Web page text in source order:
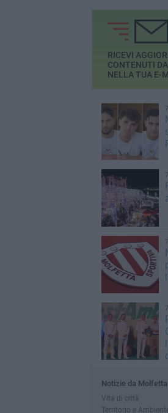
RICEVI
CONTENUTI
NELLA TUA E-
Notizie da Molfetta
Vita di città
Territorio e